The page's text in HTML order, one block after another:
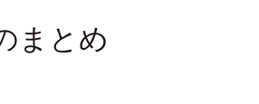
まとめ